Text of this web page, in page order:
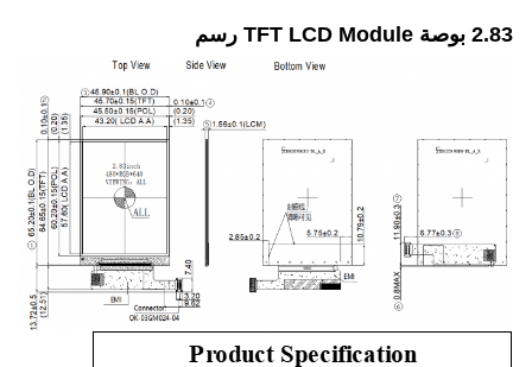
2.83 بوصة TFT LCD Module رسم